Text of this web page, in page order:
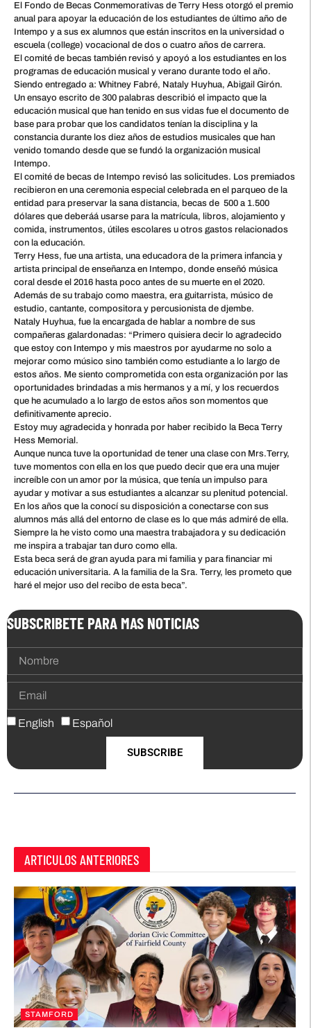
El Fondo de Becas Conmemorativas de Terry Hess otorgó el premio
anual para apoyar la educación de los estudiantes de último año de
Intempo y a sus ex alumnos que están inscritos en la universidad o
escuela (college) vocacional de dos o cuatro años de carrera.
El comité de becas también revisó y apoyó a los estudiantes en los
programas de educación musical y verano durante todo el año.
Siendo entregado a: Whitney Fabré, Nataly Huyhua, Abigail Girón.
Un ensayo escrito de 300 palabras describió el impacto que la
educación musical que han tenido en sus vidas fue el documento de
base para probar que los candidatos tenían la disciplina y la
constancia durante los diez años de estudios musicales que han
venido tomando desde que se fundó la organización musical
Intempo.
El comité de becas de Intempo revisó las solicitudes. Los premiados
recibieron en una ceremonia especial celebrada en el parqueo de la
entidad para preservar la sana distancia, becas de 500 a 1.500
dólares que deberáá usarse para la matrícula, libros, alojamiento y
comida, instrumentos, útiles escolares u otros gastos relacionados
con la educación.
Terry Hess, fue una artista, una educadora de la primera infancia y
artista principal de enseñanza en Intempo, donde enseñó música
coral desde el 2016 hasta poco antes de su muerte en el 2020.
Además de su trabajo como maestra, era guitarrista, músico de
estudio, cantante, compositora y percusionista de djembe.
Nataly Huyhua, fue la encargada de hablar a nombre de sus
compañeras galardonadas: “Primero quisiera decir lo agradecido
que estoy con Intempo y mis maestros por ayudarme no solo a
mejorar como músico sino también como estudiante a lo largo de
estos años. Me siento comprometida con esta organización por las
oportunidades brindadas a mis hermanos y a mí, y los recuerdos
que he acumulado a lo largo de estos años son momentos que
definitivamente aprecio.
Estoy muy agradecida y honrada por haber recibido la Beca Terry
Hess Memorial.
Aunque nunca tuve la oportunidad de tener una clase con Mrs.Terry,
tuve momentos con ella en los que puedo decir que era una mujer
increíble con un amor por la música, que tenía un impulso para
ayudar y motivar a sus estudiantes a alcanzar su plenitud potencial.
En los años que la conocí su disposición a conectarse con sus
alumnos más allá del entorno de clase es lo que más admiré de ella.
Siempre la he visto como una maestra trabajadora y su dedicación
me inspira a trabajar tan duro como ella.
Esta beca será de gran ayuda para mi familia y para financiar mi
educación universitaria. A la familia de la Sra. Terry, les prometo que
haré el mejor uso del recibo de esta beca”.
SUBSCRIBETE PARA MAS NOTICIAS
English Español
SUBSCRIBE
ARTICULOS ANTERIORES
STAMFORD